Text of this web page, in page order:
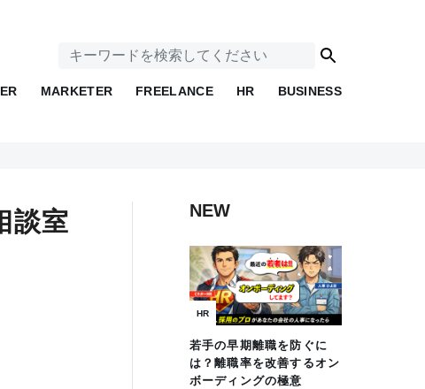
MARKETER FREELANCE HR BUSINESS
談室 NEW
HR
若手の早期離職を防ぐに
は？離職率を改善するオン
ボーディングの極意